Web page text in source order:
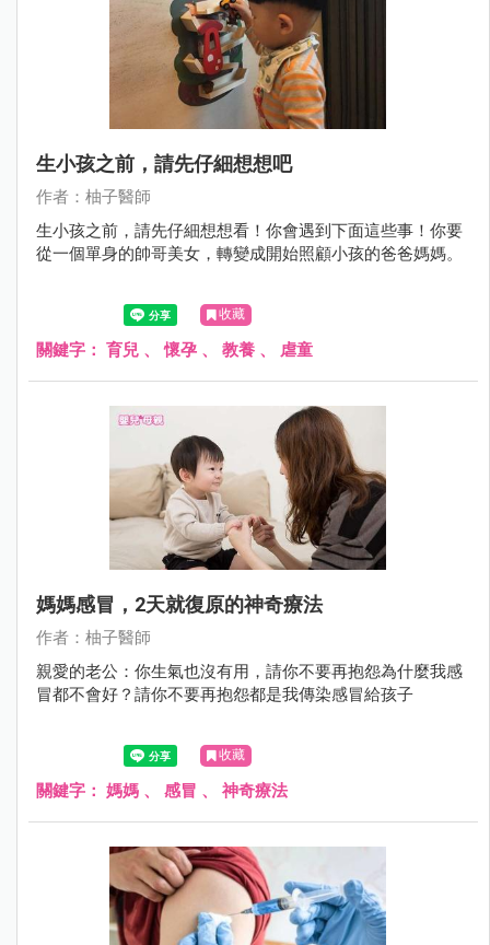
生小孩之前，請先仔細想想吧
作者：柚子醫師
生小孩之前，請先仔細想想看！你會遇到下面這些事！你要
從一個單身的帥哥美女，轉變成開始照顧小孩的爸爸媽媽。
收藏
關鍵字： 育兒 、懷孕 、 教養 、 虐童
媽媽感冒，2天就復原的神奇療法
作者：柚子醫師
親愛的老公：你生氣也沒有用，請你不要再抱怨為什麼我感
冒都不會好？請你不要再抱怨都是我傳染感冒給孩子
收藏
關鍵字： 媽媽 、 感冒 、 神奇療法